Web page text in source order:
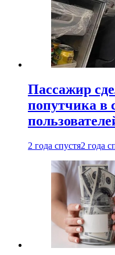
Пассажир
попутчика в
2 года спустя2 года